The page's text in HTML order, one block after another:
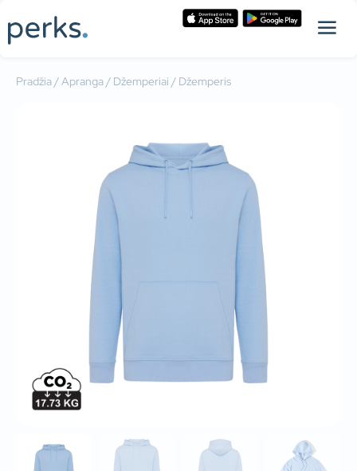
Pradžia/Apranga/ Džemperiai / Džemperis